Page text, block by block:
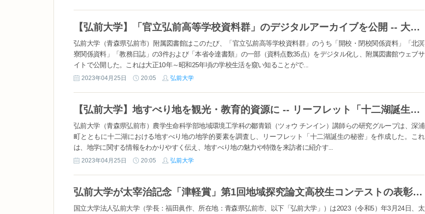
【弘前大学】「官立弘前高等学校資料群」のデジタルアーカイブを公開 -- 大正10年～昭和25年頃の学校生活を知る貴重な資料
弘前大学（青森県弘前市）附属図書館はこのたび、「官立弘前高等学校資料群」のうち「開校・閉校関係資料」「北溟
寮関係資料」「教務日誌」の3件および「本省令達書類」の一部（資料点数35点）をデジタル化し、附属図書館ウェブサ
イトで公開した。これは大正10年～昭和25年頃の学校生活を窺い知ることがで...
2023年04月25日 20:05 弘前大学
【弘前大学】地すべり地を観光・教育的資源に -- リーフレット「十二湖誕生の秘密」を無料配布
弘前大学（青森県弘前市）農学生命科学部地域環境工学科の鄒青穎（ツォウ チンイン）講師らの研究グループは、深浦
町とともに十二湖における地すべり地の地学的要素を調査し、リーフレット「十二湖誕生の秘密」を作成した。これ
は、地学に関する情報をわかりやすく伝え、地すべり地の魅力や特徴を来訪者に紹介す...
2023年04月25日 20:05 弘前大学
弘前大学が太宰治記念「津軽賞」第1回地域探究論文高校生コンテストの表彰式を挙行
国立大学法人弘前大学（学長：福田眞作、所在地：青森県弘前市、以下「弘前大学」）は2023（令和5）年3月24日、太